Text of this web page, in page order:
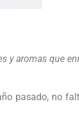
y aromas que
pasado, no